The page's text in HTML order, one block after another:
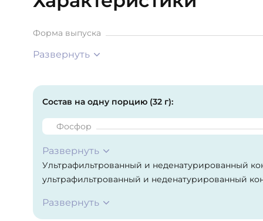
Форма выпуска
Развернуть
Состав на одну порцию (32 г):
Фосфор
Развернуть
Ультрафильтрованный и неденатурированный
ультрафильтрованный и неденатурированный
клейковина.
Развернуть